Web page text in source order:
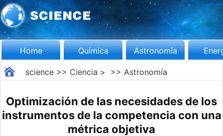
Home Química Astronomía
science>> Ciencia > >> Astronomía
Optimización de las necesidades de los
instrumentos de la competencia con una
métrica objetiva